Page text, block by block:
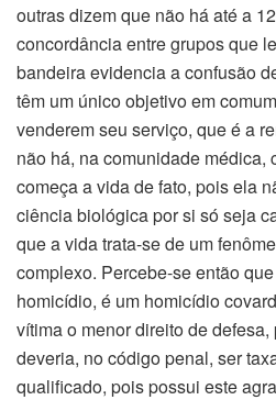
outras dizem que não há até a
concordância entre grupos que
bandeira evidencia a confusão
têm um único objetivo em
venderem seu serviço, que é a
não há, na comunidade médica,
começa a vida de fato, pois ela
ciência biológica por si só seja
que a vida trata-se de um
complexo. Percebe-se então
homicídio, é um homicídio
vítima o menor direito de
deveria, no código penal, ser
qualificado, pois possui este